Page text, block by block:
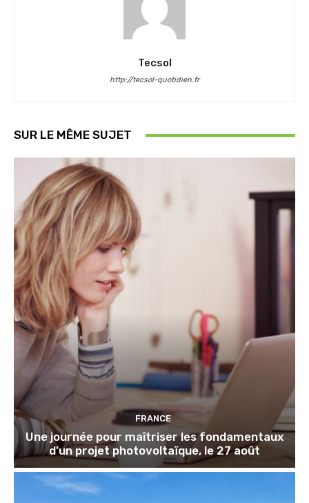
Tecsol
http://tecsol-quotidien.fr
SUR LE MÊME SUJET
FRANCE
Une journée pour maîtriser les fondamentaux
d’un projet photovoltaïque, le 27 août